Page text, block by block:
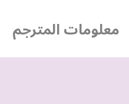
معلومات المترجم